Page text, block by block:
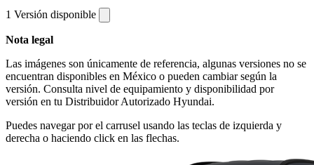
1 Versión disponible
Nota legal
Las imágenes son únicamente de referencia, algunas versiones no se
encuentran disponibles en México o pueden cambiarsegún la
versión. Consulta nivel de equipamiento y disponibilidad por
versión en tu Distribuidor Autorizado Hyundai.
Puedes navegar por el carrusel usando las teclas de izquierda y
derecha o haciendo click en las flechas.